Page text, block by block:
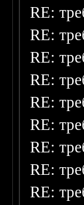
RE:
RE:
RE:
RE:
RE:
RE:
RE:
RE:
RE: